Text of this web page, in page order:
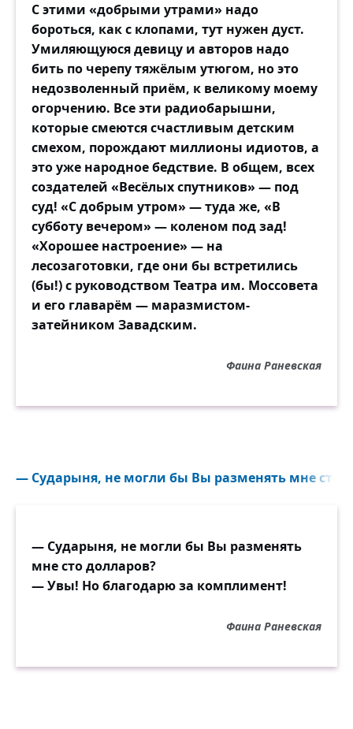
С этими «добрыми утрами» надо
бороться, как с клопами, тут нужен дуст.
Умиляющуюся девицу и авторов надо
бить по черепу тяжёлым утюгом, но это
недозволенный приём, к великому моему
огорчению. Все эти радиобарышни,
которые смеются счастливым детским
смехом, порождают миллионы идиотов, а
это уже народное бедствие. В общем, всех
создателей «Весёлых спутников» — под
суд! «С добрым утром» — туда же, «В
субботу вечером» — коленом под зад!
«Хорошее настроение» — на
лесозаготовки, где они бы встретились
(бы!) с руководством Театра им. Моссовета
и его главарём — маразмистом-
затейником Завадским.
Фаина Раневская
— Сударыня, не могли бы Вы разменять мне сто
— Сударыня, не могли бы Вы разменять
мне сто долларов?
— Увы! Но благодарю за комплимент!
Фаина Раневская